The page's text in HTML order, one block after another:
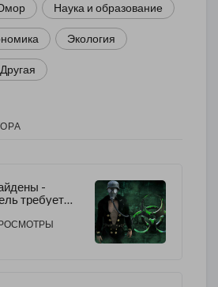
Наука и образование
Экология
Другая
-
требует